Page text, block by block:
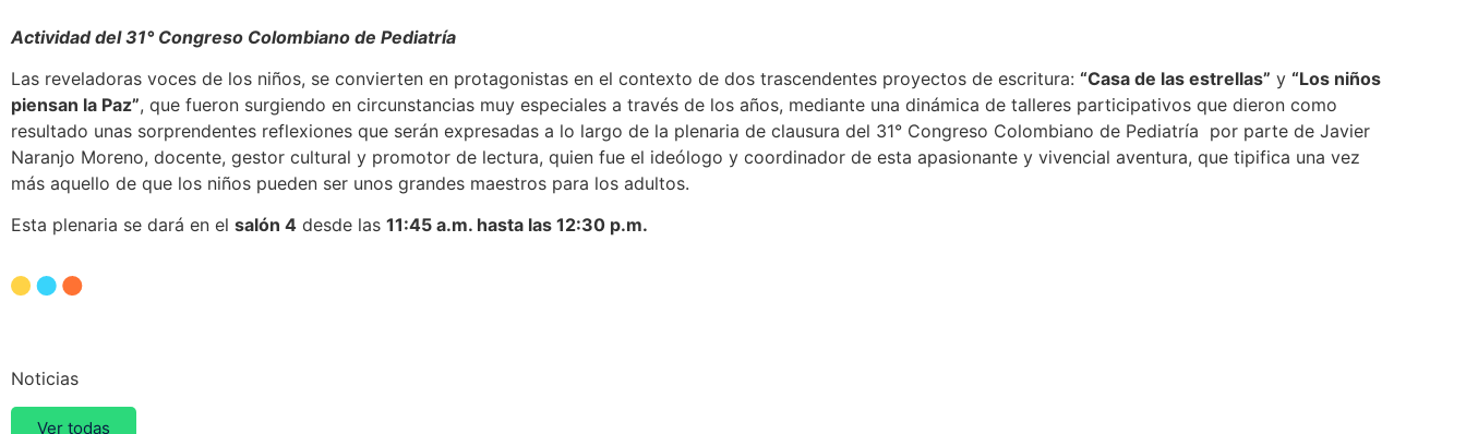
Actividad del 31° Congreso Colombiano de Pediatría
Las reveladoras voces de los niños, se convierten en protagonistas en el contexto de dos trascendentes proyectos de escritura: “Casa de las estrellas” y “Los niños
piensan la Paz”, que fueron surgiendo en circunstancias muy especiales a través de los años, mediante una dinámica de talleres participativos que dieron como
resultado unas sorprendentes reflexiones que serán expresadas a lo largo de la plenaria de clausura del 31° Congreso Colombiano de Pediatría por parte de Javier
Naranjo Moreno, docente, gestor cultural y promotor de lectura, quien fue el ideólogo y coordinador de esta apasionante y vivencial aventura, que tipifica una vez
más aquello de que los niños pueden ser unos grandes maestros para los adultos.
Esta plenaria se dará en el salón 4 desde las 11:45 a.m. hasta las 12:30 p.m.
Noticias
Ver todas